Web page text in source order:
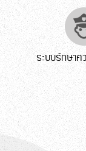
ระบบรักษา